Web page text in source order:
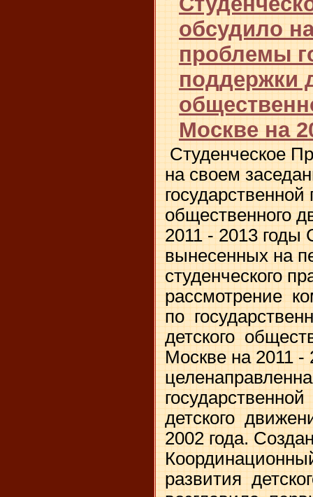
обсудило
проблемы
поддержки
Москве на
Студенческое
на своем
государственной
общественного
2011 - 2013 годы
вынесенных на
студенческого
рассмотрение
по
детского
Москве на 2011
детского
2002 года.
развития